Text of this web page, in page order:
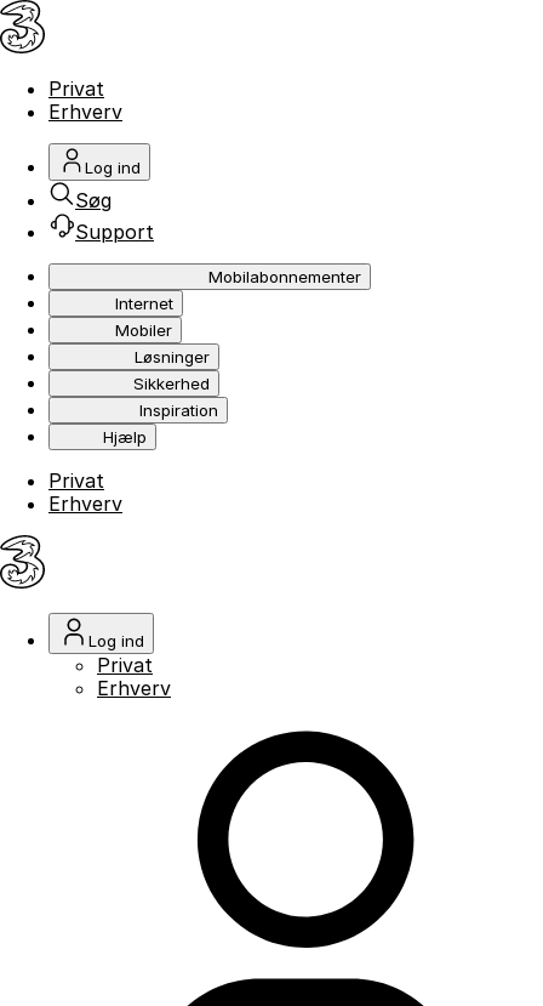
Privat
Erhverv
Log ind
Søg
Support
Mobilabonnementer
Internet
Mobiler
Løsninger
Sikkerhed
Inspiration
Hjælp
Privat
Erhverv
Log ind
Privat
Erhverv